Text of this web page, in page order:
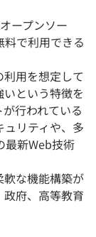
ープンソー
で利用できる
用を想定して
という特徴を
行われている
リティや、多
最新Web技術
な機能構築が
府、高等教育